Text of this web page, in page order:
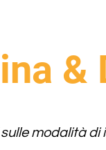
&
modalità